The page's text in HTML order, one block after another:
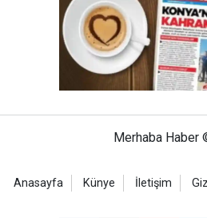
Merhaba Haber
Anasayfa Künye İletişim